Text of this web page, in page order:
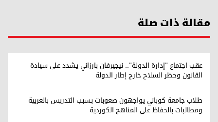
مقالة ذات صلة
عقب اجتماع "إدارة الدولة".. نيجيرفان بارزاني يشدد على سيادة
القانون وحظر السلاح خارج إطار الدولة
طلاب جامعة كوباني يواجهون صعوبات بسبب التدريس بالعربية
ومطالبات بالحفاظ على المناهج الكوردية